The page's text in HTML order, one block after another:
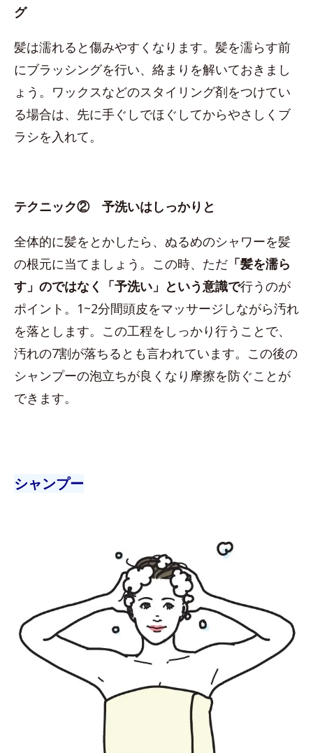
グ
髪は濡れると傷みやすくなります。髪を濡らす前
にブラッシングを行い、絡まりを解いておきまし
ょう。ワックスなどのスタイリング剤をつけてい
る場合は、先に手ぐしでほぐしてからやさしくブ
ラシを入れて。
テクニック② 予洗いはしっかりと
全体的に髪をとかしたら、ぬるめのシャワーを髪
の根元に当てましょう。この時、ただ 「髪を濡ら
す」のではなく「予洗い」という意識で行うのが
ポイント。1~2分間頭皮をマッサージしながら汚れ
を落とします。この工程をしっかり行うことで、
汚れの7割が落ちるとも言われています。この後の
シャンプーの泡立ちが良くなり摩擦を防ぐことが
できます。
シャンプー